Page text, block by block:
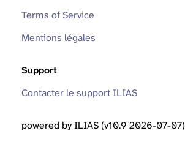
Terms of Service
Mentions légales
Support
Contacter le support ILIAS
powered by ILIAS (v10.9 2026-07-07)